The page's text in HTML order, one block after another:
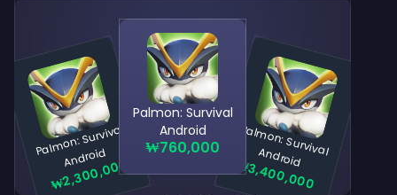
P
al
m
o
n:
S
urviv
al
A
n
dr
oi
d
₩2,300,000
Palmon: Survival
Android
₩760,000 Pa
lm
o
n
: S
u
rviva
l A
n
d
ro
id
₩3,400,000